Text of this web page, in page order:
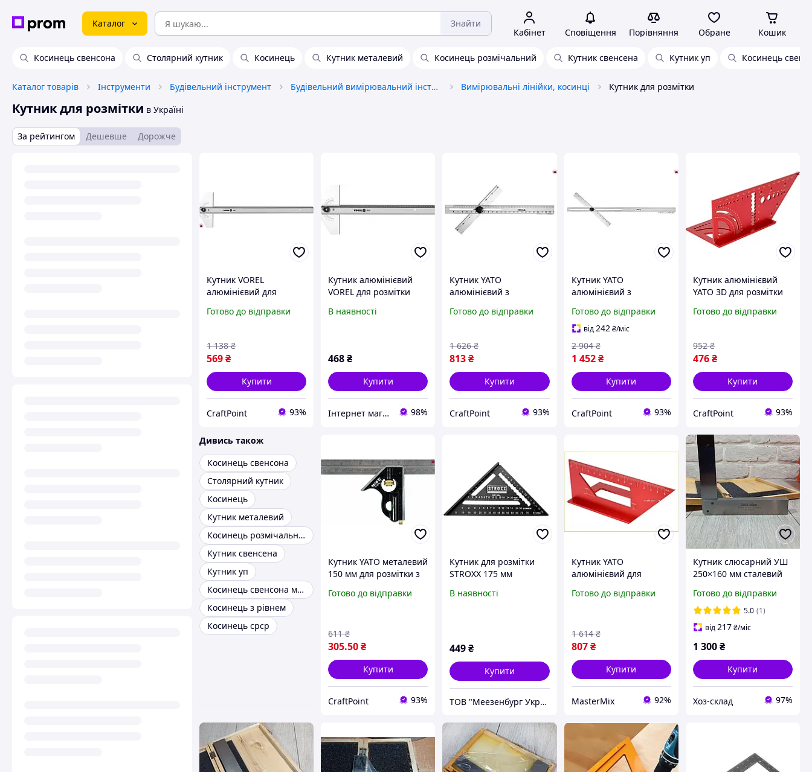
Каталог Знайти
Кабінет Сповіщення Порівняння Обране Кошик
Косинець свенсона Столярний кутник Косинець Кутник металевий Косинець розмічальний Кутник свенсена Кутник уп Косинець
Каталог товарів Інструменти Будівельний інструмент Будівельний вимірювальний інструмент Вимірювальні лінійки, косинці Кутник для розмітки
Кутник для розмітки в Україні
За рейтингом Дешевше Дорожче
Кутник VOREL
алюмінієвий для
вимірювань 600 мм з
метричною шкалою
Готово до відправки
569₴
1 138 ₴
Купити
CraftPoint 93%
Кутник алюмінієвий
VOREL для розмітки
розмірів з метричною
В наявності
468₴
Купити
Інтернет магазин Scotch-Rubin 98%
Кутник YATO
алюмінієвий з
дюймовою шкалою для
розмітки
Готово до відправки
813₴
1 626 ₴
Купити
CraftPoint 93%
Кутник YATO
алюмінієвий з
дюймовою шкалою для
точного вимірювання
та розмітки
Готово до відправки
від242 ₴/міс
1 452 ₴
2 904 ₴
Купити
CraftPoint 93%
Кутник алюмінієвий
YATO 3D для розмітки
транспортером і
Готово до відправки
476₴
952 ₴
Купити
CraftPoint 93%
Дивись також
Косинець свенсона
Столярний кутник
Косинець
Кутник металевий
Косинець розмічальний
Кутник свенсена
Кутник уп
Косинець свенсона метричний
Косинець з рівнем
Косинець срср
Кутник YATO металевий
150 мм для розмітки з
універсальний
Готово до відправки
305.50₴
611 ₴
Купити
CraftPoint 93%
Кутник для розмітки
STROXX 175 мм
В наявності
449₴
Купити
ТОВ "Меезенбург Україна"
Кутник YATO
алюмінієвий для
градусів легкий і
Готово до відправки
807 ₴
1 614 ₴
Купити
MasterMix 92%
Кутник слюсарний УШ
250×160 мм сталевий
підошвою для точної
розмітки
Готово до відправки
5.0 (1)
від217₴/міс
1 300₴
Купити
Хоз-склад 97%